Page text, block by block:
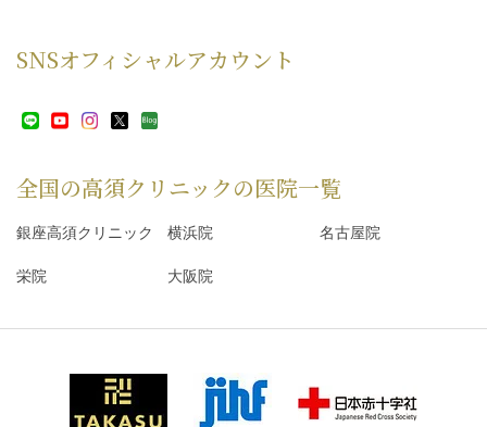
SNSオフィシャルアカウント
全国の高須クリニックの医院一覧
銀座高須クリニック 横浜院 名古屋院
栄院 大阪院